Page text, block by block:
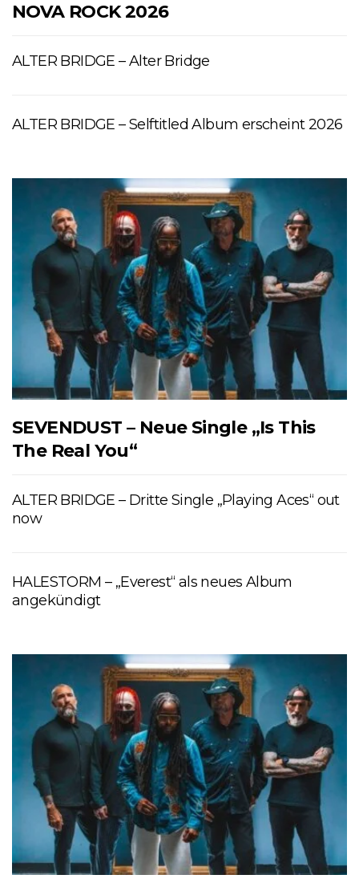
NOVA ROCK 2026
ALTER BRIDGE – Alter Bridge
ALTER BRIDGE – Selftitled Album erscheint 2026
SEVENDUST – Neue Single „Is This
The Real You“
ALTER BRIDGE – Dritte Single „Playing Aces“ out
now
HALESTORM – „Everest“ als neues Album
angekündigt